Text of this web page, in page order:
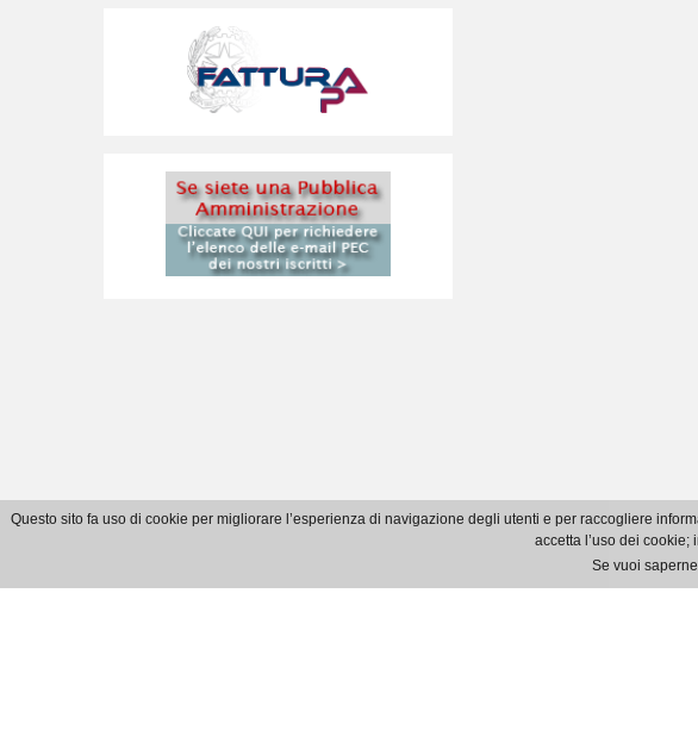
Questo sito fa uso di cookie per migliorare l’esperienza di navigazione degli utenti e per raccogliere
accetta l’uso dei
Se vuoi